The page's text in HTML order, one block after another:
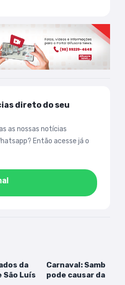
direto do seu
as nossas notícias
Então acesse já o
da
São Luís
Carnaval: Sambar
pode causar danos